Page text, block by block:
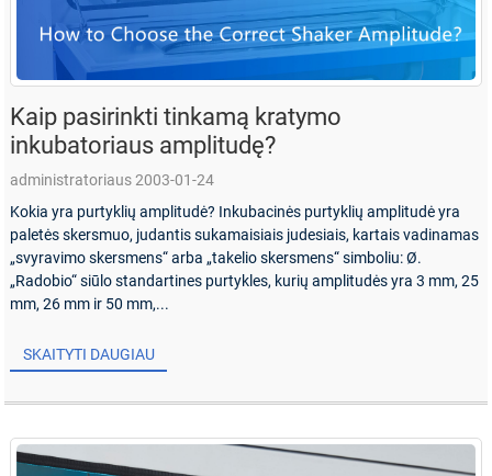
Kaip pasirinkti tinkamą kratymo
inkubatoriaus amplitudę?
administratoriaus 2003-01-24
Kokia yra purtyklių amplitudė? Inkubacinės purtyklių amplitudė yra
paletės skersmuo, judantis sukamaisiais judesiais, kartais vadinamas
„svyravimo skersmens“ arba „takelio skersmens“ simboliu: Ø.
„Radobio“ siūlo standartines purtykles, kurių amplitudės yra 3 mm, 25
mm, 26 mm ir 50 mm,...
SKAITYTI DAUGIAU